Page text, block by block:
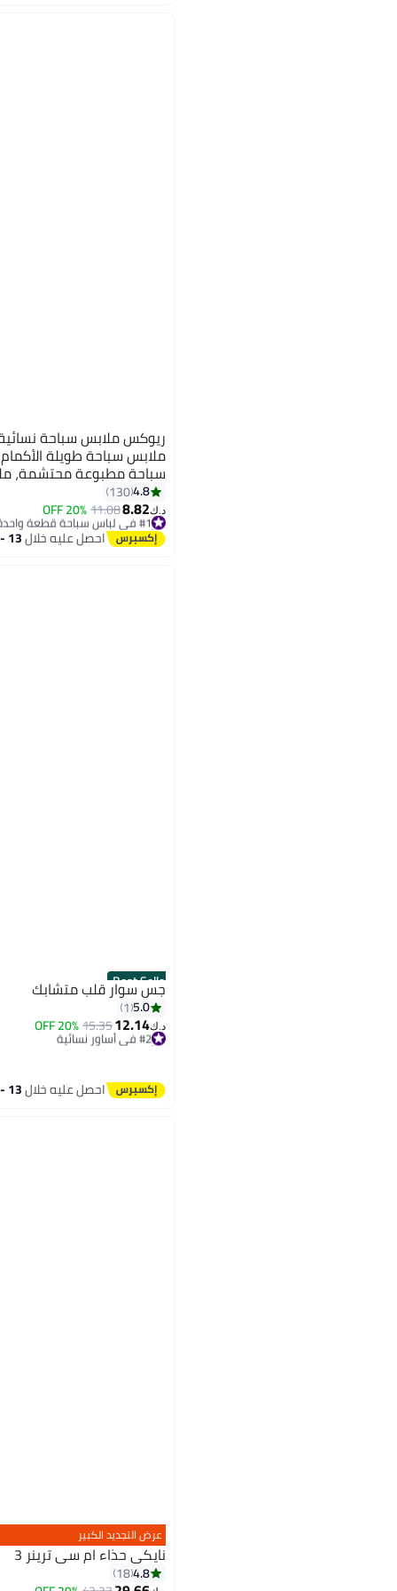
3
ريوكس ملابس سباحة
ملابس سباحة طويلة
سباحة مطبوعة محتشمة،
أمامية للسيطرة على
للسيدات، ملابس سباحة
التزلج على الماء، الغوص،
والعطلات الشاطئية
4.8
130
د.ك‏8.82
11.08
20% OFF #1 في لباس سباحة قطعة واحدة
تم بيع +20 مؤخرًا
#1 في لباس سباحة قطعة واحدة احصل عليه خلال13 - 14 اغسطس
Best Seller
جس سوار قلب متشابك
5.0
1
د.ك‏12.14
15.35
20% OFF #2 في أساور نسائية
تم بيع +20 مؤخرًا
احصل عليه خلال13 - 14 اغسطس
عرض التجديد الكبير
نايكي حذاء ام سي ترينر 3
4.8
18